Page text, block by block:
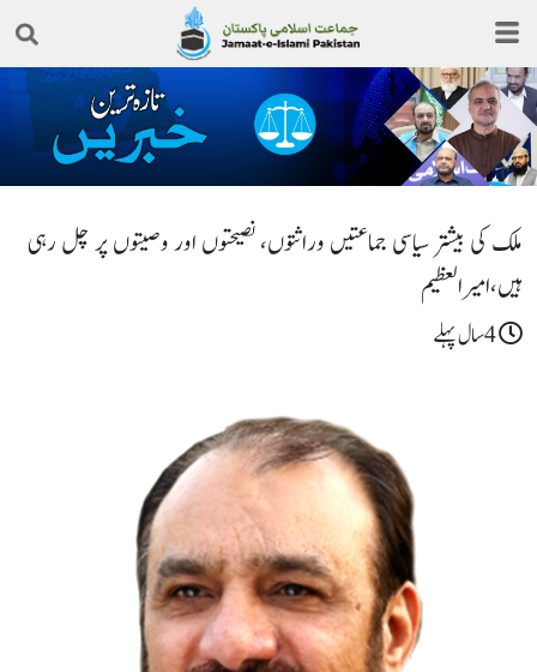
ملک کی بیشتر سیاسی جماعتیں وراثتوں، نصیحتوں اور وصیتوں پر چل رہی
ہیں،امیرالعظیم